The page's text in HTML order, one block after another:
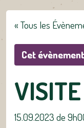
« Tous les
Cet
15.09.2023 de